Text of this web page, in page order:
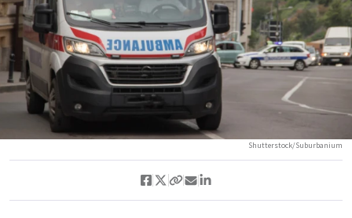
Shutterstock/Suburbanium